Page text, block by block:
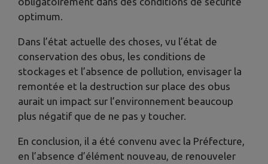
optimum.
Dans l’état actuelle des choses, vu l’état de
conservation des obus, les conditions de
stockages et l’absence de pollution, envisager la
remontée et la destruction sur place des obus
aurait un impact sur l’environnement beaucoup
plus négatif que de ne pas y toucher.
En conclusion, il a été convenu avec la Préfecture,
en l’absence d’élément nouveau, de renouveler